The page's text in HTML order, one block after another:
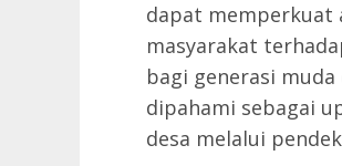
dapat memperkuat
masyarakat
bagi generasi
dipahami sebagai
desa melalui